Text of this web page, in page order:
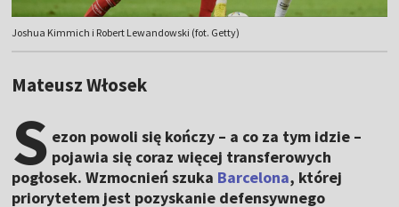
Joshua Kimmich i Robert Lewandowski (fot. Getty)
Mateusz Włosek
S ezon powoli się kończy – a co za tym idzie –
pojawia się coraz więcej transferowych
pogłosek. Wzmocnień szuka Barcelona, której
priorytetem jest pozyskanie defensywnego